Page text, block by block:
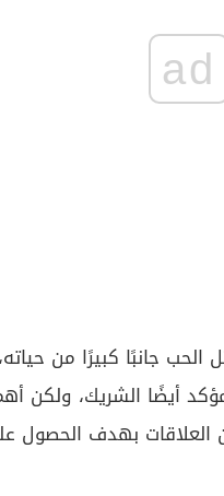
ad
الحب جانبًا كبيرًا من
أيضًا الشريك، ولكن
العلاقات بهدف